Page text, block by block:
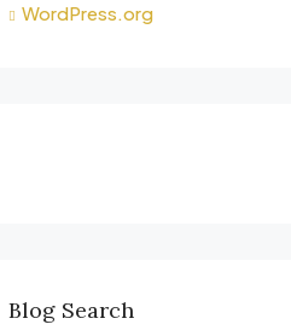
WordPress.org
Blog Search